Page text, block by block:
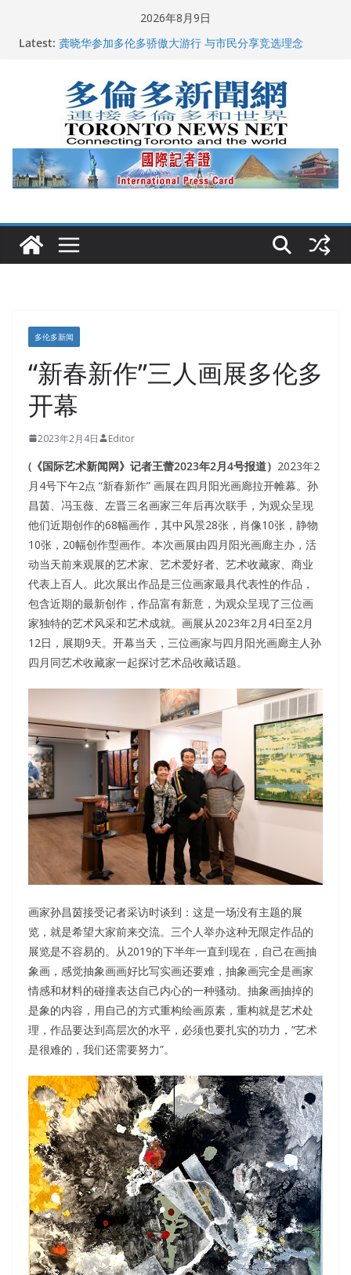
2026年8月9日
Latest: 2026加拿大青少年儿童绘画比赛颁奖典礼多伦多举行
百乐门大舞台舞会闪耀多伦多
特朗普称加拿大“不友善”并批评其领导层 卡尼：谈判事
关加拿大就业
多伦多新闻
“新春新作”三人画展多伦多
开幕
2023年2月4日 Editor
(《国际艺术新闻网》记者王蕾2023年2月4号报道） 2023年2
月4号下午2点 “新春新作” 画展在四月阳光画廊拉开帷幕。孙
昌茵、冯玉薇、左晋三名画家三年后再次联手，为观众呈现
他们近期创作的68幅画作，其中风景28张，肖像10张，静物
10张，20幅创作型画作。本次画展由四月阳光画廊主办，活
动当天前来观展的艺术家、艺术爱好者、艺术收藏家、商业
代表上百人。此次展出作品是三位画家最具代表性的作品，
包含近期的最新创作，作品富有新意，为观众呈现了三位画
家独特的艺术风采和艺术成就。画展从2023年2月4日至2月
12日，展期9天。开幕当天，三位画家与四月阳光画廊主人孙
四月同艺术收藏家一起探讨艺术品收藏话题。
画家孙昌茵接受记者采访时谈到：这是一场没有主题的展
览，就是希望大家前来交流。三个人举办这种无限定作品的
展览是不容易的。从2019的下半年一直到现在，自己在画抽
象画，感觉抽象画画好比写实画还要难，抽象画完全是画家
情感和材料的碰撞表达自己内心的一种骚动。抽象画抽掉的
是象的内容，用自己的方式重构绘画原素，重构就是艺术处
理，作品要达到高层次的水平，必须也要扎实的功力，“艺术
是很难的，我们还需要努力”。